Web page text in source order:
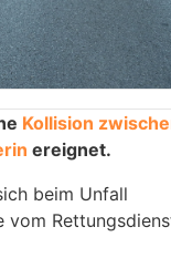
Kollision
ereignet.
beim Unfall
vom